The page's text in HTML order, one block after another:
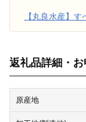
【丸良水産】
返礼品詳細・
原産地